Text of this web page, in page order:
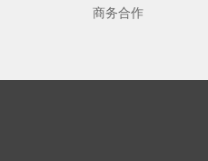
商务合作